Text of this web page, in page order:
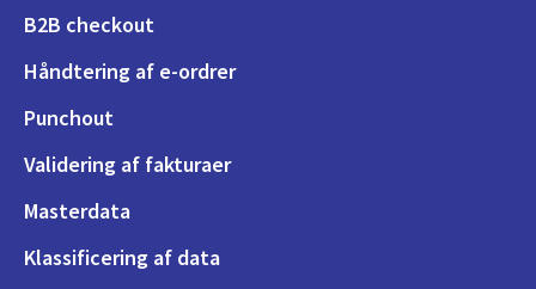
B2B checkout
Håndtering af e-ordrer
Punchout
Validering af fakturaer
Masterdata
Klassificering af data